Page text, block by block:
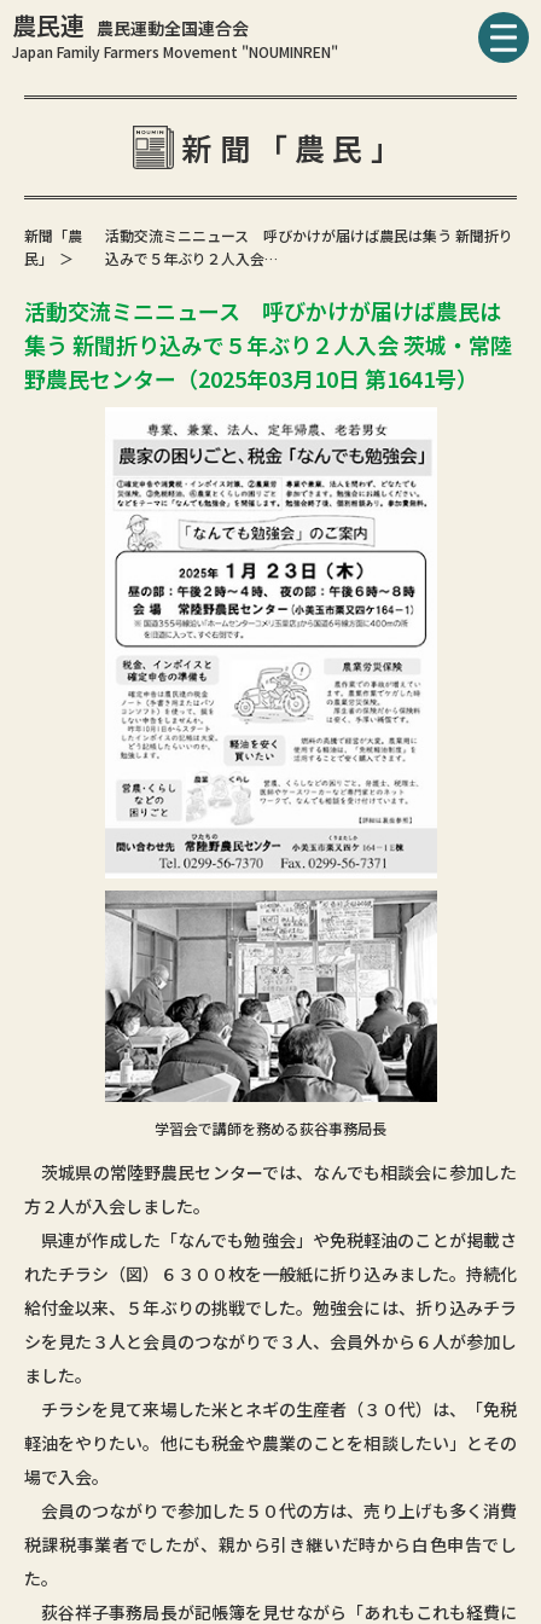
農民連 農民運動全国連合会
Japan Family Farmers Movement "NOUMINREN"
新聞「農民」
新聞「農
民」
活動交流ミニニュース 呼びかけが届けば農民は集う 新聞折り
込みで５年ぶり２人入会…
活動交流ミニニュース 呼びかけが届けば農民は
集う 新聞折り込みで５年ぶり２人入会 茨城・常陸
野農民センター（2025年03月10日 第1641号）
学習会で講師を務める荻谷事務局長
茨城県の常陸野農民センターでは、なんでも相談会に参加した
方２人が入会しました。
県連が作成した「なんでも勉強会」や免税軽油のことが掲載さ
れたチラシ（図）６３００枚を一般紙に折り込みました。持続化
給付金以来、５年ぶりの挑戦でした。勉強会には、折り込みチラ
シを見た３人と会員のつながりで３人、会員外から６人が参加し
ました。
チラシを見て来場した米とネギの生産者（３０代）は、「免税
軽油をやりたい。他にも税金や農業のことを相談したい」とその
場で入会。
会員のつながりで参加した５０代の方は、売り上げも多く消費
税課税事業者でしたが、親から引き継いだ時から白色申告でし
た。
荻谷祥子事務局長が記帳簿を見せながら「あれもこれも経費に